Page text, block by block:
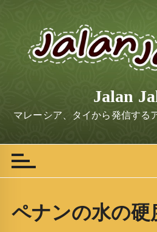
t
Jalan
マレーシア、タイから発信する
ペナンの水の硬